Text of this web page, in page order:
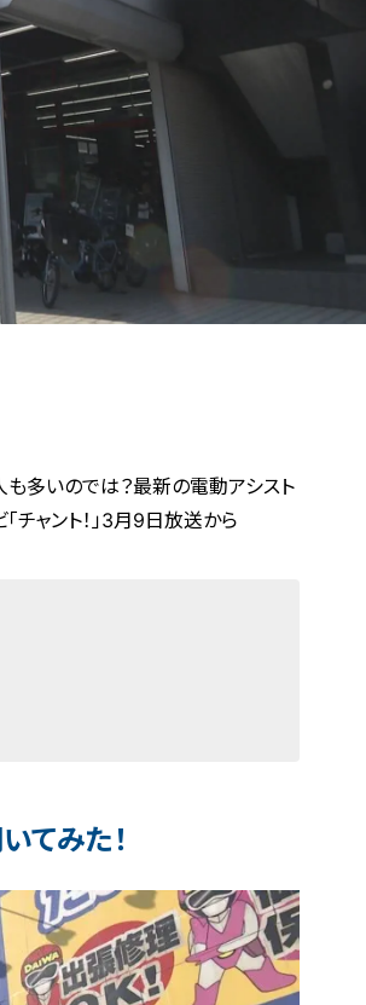
多いのでは？最新の電動アシスト
ャント！」3月9日放送から
てみた！